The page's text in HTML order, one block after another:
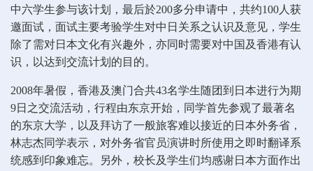
中六学生参与该计划，最后於200多分申请中，共约100人获
邀面试，面试主要考验学生对中日关系之认识及意见，学生
除了需对日本文化有兴趣外，亦同时需要对中国及香港有认
识，以达到交流计划的目的。
2008年暑假，香港及澳门合共43名学生随团到日本进行为期
9日之交流活动，行程由东京开始，同学首先参观了最著名
的东京大学，以及拜访了一般旅客难以接近的日本外务省，
林志杰同学表示，对外务省官员演讲时所使用之即时翻译系
统感到印象难忘。另外，校长及学生们均感谢日本方面作出